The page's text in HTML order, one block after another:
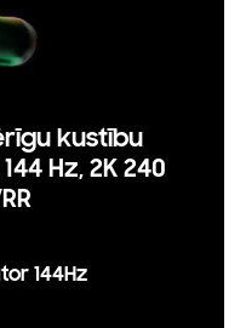
kustību
Hz, 2K 240
144Hz